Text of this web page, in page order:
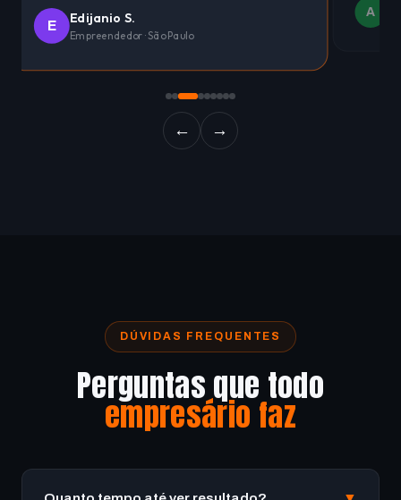
E
Edijanio S.
Empreendedor · São Paulo
A
← →
DÚVIDAS FREQUENTES
Perguntas que todo
empresário faz